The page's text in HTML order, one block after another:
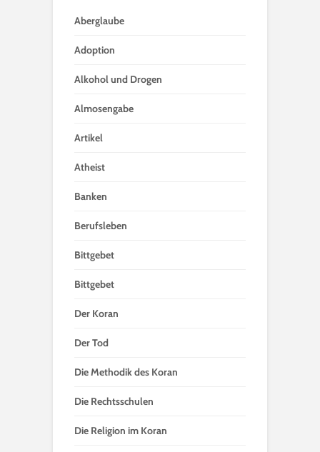
Aberglaube
Adoption
Alkohol und Drogen
Almosengabe
Artikel
Atheist
Banken
Berufsleben
Bittgebet
Bittgebet
Der Koran
Der Tod
Die Methodik des Koran
Die Rechtsschulen
Die Religion im Koran